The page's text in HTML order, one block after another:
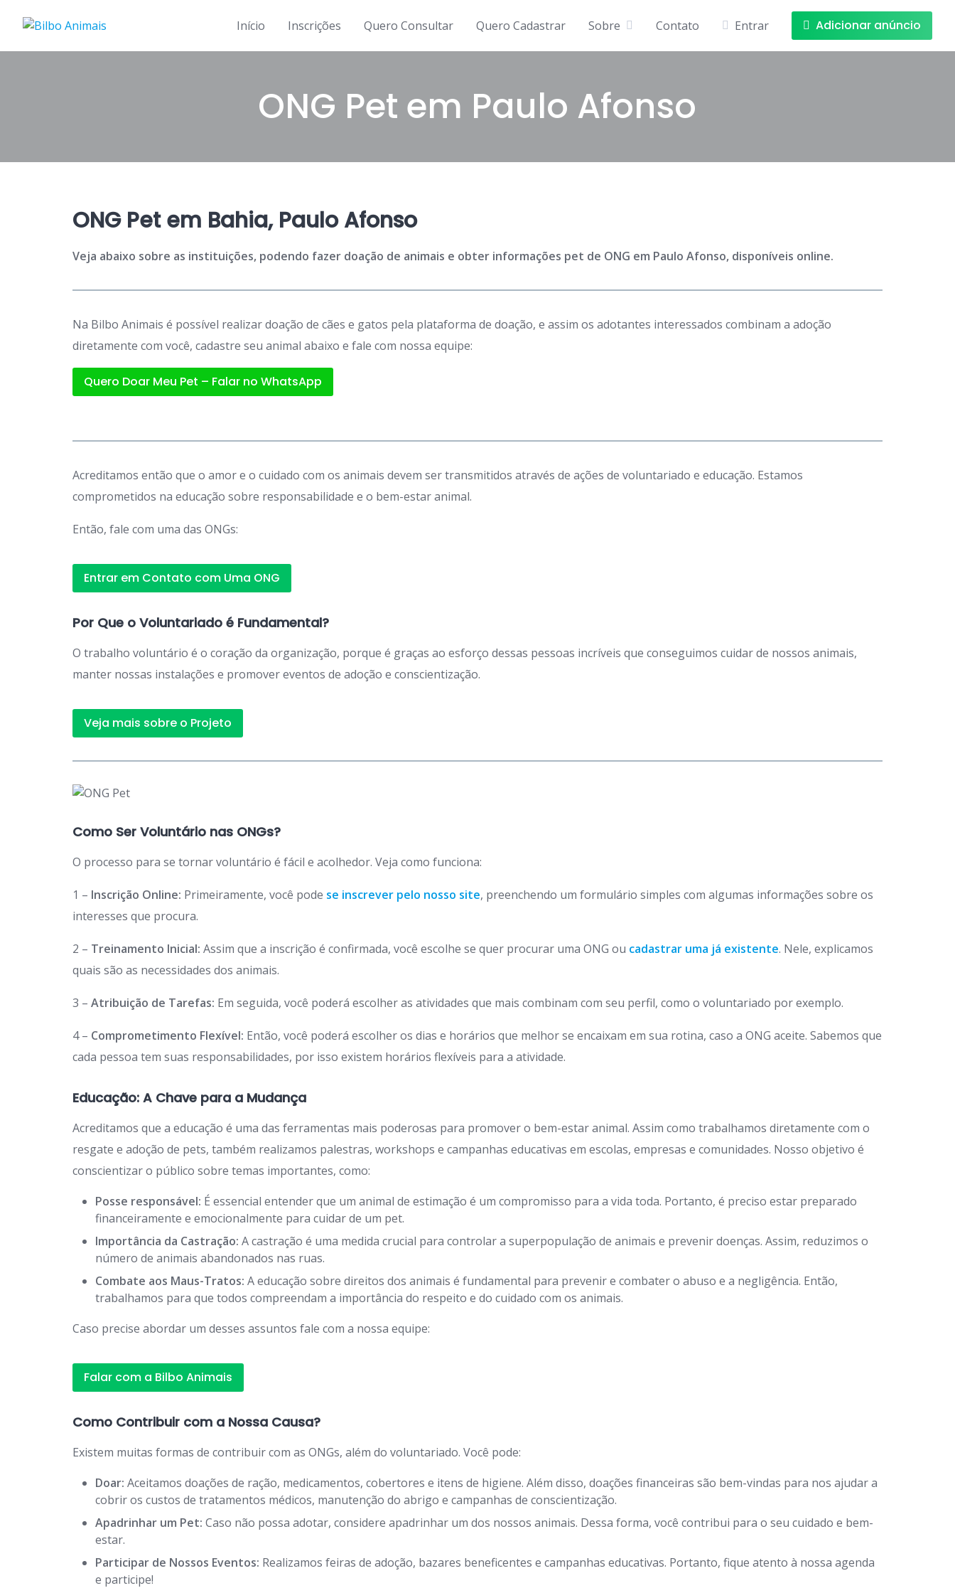
Início Inscrições Quero Consultar Quero Cadastrar Sobre Contato Entrar Adicionar anúncio
ONG Pet em Paulo Afonso
ONG Pet em Bahia, Paulo Afonso
Veja abaixo sobre as instituições, podendo fazer doação de animais e obter informações pet de ONG em Paulo Afonso, disponíveis online.
Na Bilbo Animais é possível realizar doação de cães e gatos pela plataforma de doação, e assim os adotantes interessados combinam a adoção
diretamente com você, cadastre seu animal abaixo e fale com nossa equipe:
Quero Doar Meu Pet – Falar no WhatsApp
Acreditamos então que o amor e o cuidado com os animais devem ser transmitidos através de ações de voluntariado e educação. Estamos
comprometidos na educação sobre responsabilidade e o bem-estar animal.
Então, fale com uma das ONGs:
Entrar em Contato com Uma ONG
Por Que o Voluntariado é Fundamental?
O trabalho voluntário é o coração da organização, porque é graças ao esforço dessas pessoas incríveis que conseguimos cuidar de nossos animais,
manter nossas instalações e promover eventos de adoção e conscientização.
Veja mais sobre o Projeto
Como Ser Voluntário nas ONGs?
O processo para se tornar voluntário é fácil e acolhedor. Veja como funciona:
1 – Inscrição Online: Primeiramente, você pode se inscrever pelo nosso site, preenchendo um formulário simples com algumas informações sobre os
interesses que procura.
2 – Treinamento Inicial: Assim que a inscrição é confirmada, você escolhe se quer procurar uma ONG ou cadastrar uma já existente. Nele, explicamos
quais são as necessidades dos animais.
3 – Atribuição de Tarefas: Em seguida, você poderá escolher as atividades que mais combinam com seu perfil, como o voluntariado por exemplo.
4 – Comprometimento Flexível: Então, você poderá escolher os dias e horários que melhor se encaixam em sua rotina, caso a ONG aceite. Sabemos que
cada pessoa tem suas responsabilidades, por isso existem horários flexíveis para a atividade.
Educação: A Chave para a Mudança
Acreditamos que a educação é uma das ferramentas mais poderosas para promover o bem-estar animal. Assim como trabalhamos diretamente com o
resgate e adoção de pets, também realizamos palestras, workshops e campanhas educativas em escolas, empresas e comunidades. Nosso objetivo é
conscientizar o público sobre temas importantes, como:
Posse responsável: É essencial entender que um animal de estimação é um compromisso para a vida toda. Portanto, é preciso estar preparado
financeiramente e emocionalmente para cuidar de um pet.
Importância da Castração: A castração é uma medida crucial para controlar a superpopulação de animais e prevenir doenças. Assim, reduzimos o
número de animais abandonados nas ruas.
Combate aos Maus-Tratos: A educação sobre direitos dos animais é fundamental para prevenir e combater o abuso e a negligência. Então,
trabalhamos para que todos compreendam a importância do respeito e do cuidado com os animais.
Caso precise abordar um desses assuntos fale com a nossa equipe:
Falar com a Bilbo Animais
Como Contribuir com a Nossa Causa?
Existem muitas formas de contribuir com as ONGs, além do voluntariado. Você pode:
Doar: Aceitamos doações de ração, medicamentos, cobertores e itens de higiene. Além disso, doações financeiras são bem-vindas para nos ajudar a
cobrir os custos de tratamentos médicos, manutenção do abrigo e campanhas de conscientização.
Apadrinhar um Pet: Caso não possa adotar, considere apadrinhar um dos nossos animais. Dessa forma, você contribui para o seu cuidado e bem-
estar.
Participar de Nossos Eventos: Realizamos feiras de adoção, bazares beneficentes e campanhas educativas. Portanto, fique atento à nossa agenda
e participe!